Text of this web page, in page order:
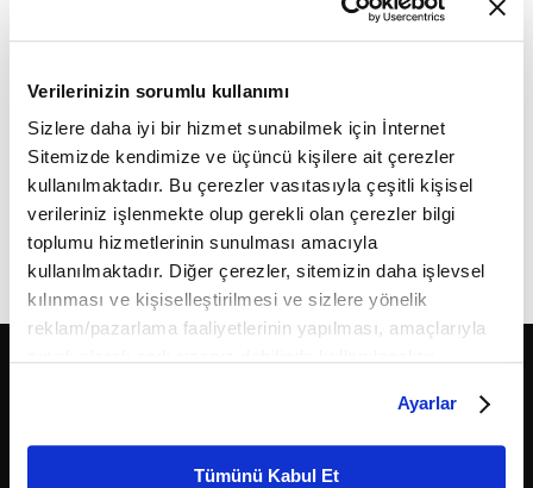
Verilerinizin sorumlu kullanımı
Sizlere daha iyi bir hizmet sunabilmek için İnternet
Sitemizde kendimize ve üçüncü kişilere ait çerezler
kullanılmaktadır. Bu çerezler vasıtasıyla çeşitli kişisel
verileriniz işlenmekte olup gerekli olan çerezler bilgi
toplumu hizmetlerinin sunulması amacıyla
kullanılmaktadır. Diğer çerezler, sitemizin daha işlevsel
kılınması ve kişiselleştirilmesi ve sizlere yönelik
reklam/pazarlama faaliyetlerinin yapılması, amaçlarıyla
belirleyebilirsiniz. Çerezlere ilişkin detaylı bilgi için
Ayarlar butonuna tıklayabilir,Çerez Bilgilendirme
Metnimizi ziyaret edebilirsiniz.
Ayarlar
Tümünü Kabul Et
TCMB'den ilave adımlar
geldi
Türkiye Cumhuriyet Merkez
Bankası, parasal aktarım
mekanizmasını desteklemek
amacıyla zorunlu karşılık
uygulamasında...
The Wall Street Journal
Türkiye ekonomisinin
güçlenebileceğini yazdı
The Wall Street Journal,
Türkiye'nin uyguladığı ortodoks
olmayan politikalara karşın
ekonominin, dünya genelinde
yumuşaması...